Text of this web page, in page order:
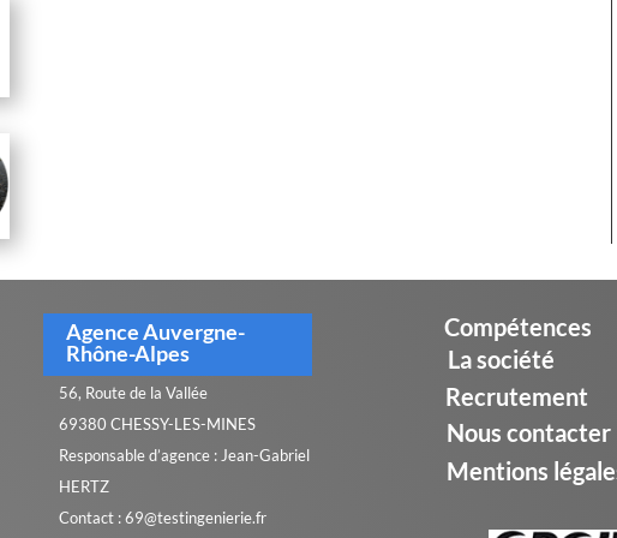
Agence Auvergne-
Rhône-Alpes
56, Route de la Vallée
69380 CHESSY-LES-MINES
Responsable d’agence : Jean-Gabriel
HERTZ
Contact : 69@testingenierie.fr
Compétences
La société
Recrutement
Nous contacter
Mentions